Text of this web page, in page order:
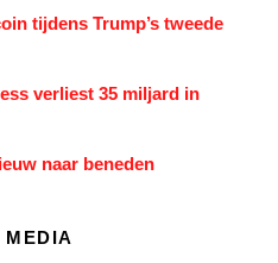
tijdens Trump’s tweede
verliest 35 miljard in
naar beneden